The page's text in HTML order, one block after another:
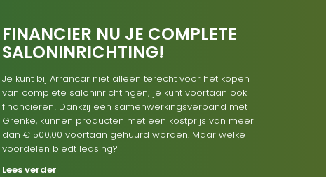
FINANCIER NU JE COMPLETE
SALONINRICHTING!
Je kunt bij Arrancar niet alleen terecht voor het kopen
van complete saloninrichtingen; je kunt voortaan ook
financieren! Dankzij een samenwerkingsverband met
Grenke, kunnen producten met een kostprijs van meer
dan € 500,00 voortaan gehuurd worden. Maar welke
voordelen biedt leasing?
Lees verder